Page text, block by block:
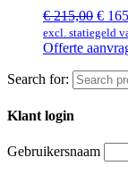
€215,00 €
excl. statiegeld
Offerte
Search for:
Klant login
Gebruikersnaam